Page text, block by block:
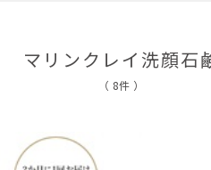
マリンクレイ洗顔石
（ 8件 ）